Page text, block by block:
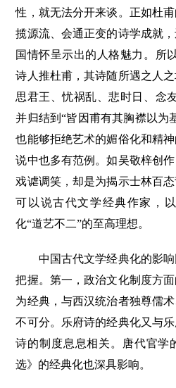
性，就无法分开来谈。正如杜
揽源流、会通正变的诗学成就
国情怀呈示出的人格魅力。所
诗人推杜甫，其诗随所遇之人
思君王、忧祸乱、悲时日、念
并归结到“皆因甫有其胸襟以为
也能够拒绝艺术的媚俗化和精
说中也多有范例。如吴敬梓创
戏谑调笑，却是为揭示士林百
可以说古代文学经典作家，
化“道艺不二”的至高理想。
中国古代文学经典化的影响
把握。第一，政治文化制度方
为经典，与西汉统治者独尊儒
不可分。乐府诗的经典化又与
诗的制度息息相关。唐代官学
选》的经典化也深具影响。